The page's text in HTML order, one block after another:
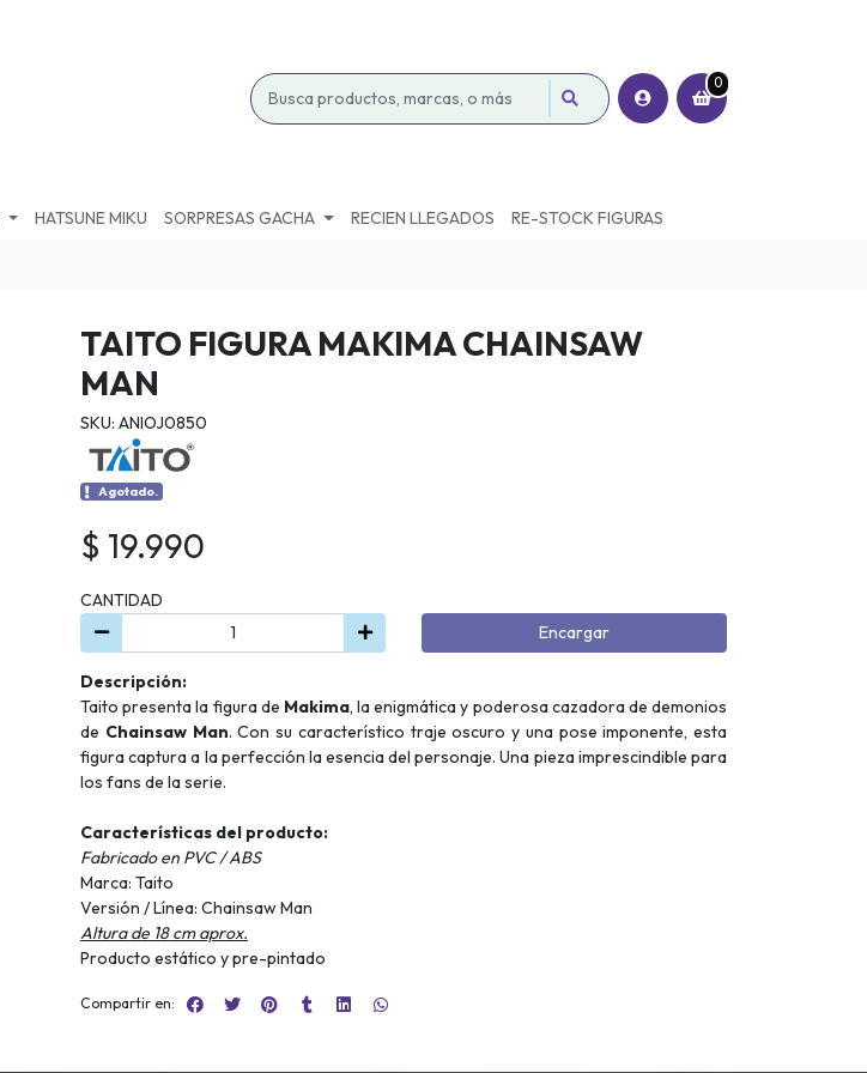
0
HATSUNE MIKU SORPRESAS GACHA RECIEN LLEGADOS RE-STOCK FIGURAS
TAITO FIGURA MAKIMA CHAINSAW
MAN
SKU: ANIOJ0850
Agotado.
$ 19.990
CANTIDAD
Encargar
Descripción:
Taito presenta la figura de Makima, la enigmática y poderosa cazadora de demonios
de Chainsaw Man. Con su característico traje oscuro y una pose imponente, esta
figura captura a la perfección la esencia del personaje. Una pieza imprescindible para
los fans de la serie.
Características del producto:
Fabricado en PVC / ABS
Marca: Taito
Versión / Línea: Chainsaw Man
Altura de 18 cm aprox.
Producto estático y pre-pintado
Compartir en: